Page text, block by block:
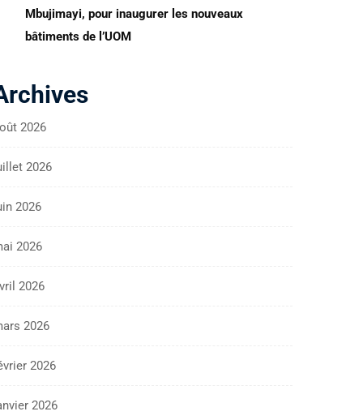
Mbujimayi, pour inaugurer les nouveaux
bâtiments de l’UOM
2026
2026
2026
2026
2026
2026
2026
2026